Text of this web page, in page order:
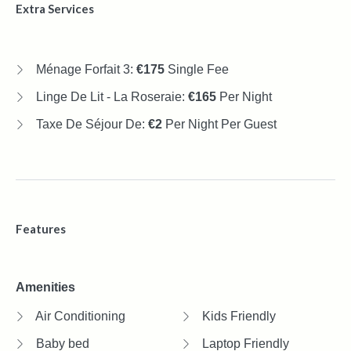
Extra Services
Ménage Forfait 3: €175 Single Fee
Linge De Lit - La Roseraie: €165 Per Night
Taxe De Séjour De: €2 Per Night Per Guest
Features
Amenities
Air Conditioning
Baby bed
Kids Friendly
Laptop Friendly